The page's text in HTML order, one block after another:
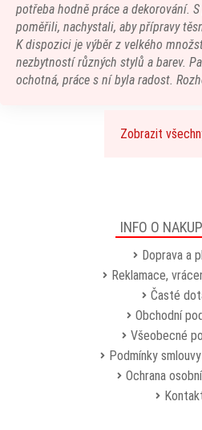
potřeba hodně práce a dekorování.
poměřili, nachystali, aby přípravy
K dispozici je výběr z velkého
nezbytností různých stylů a barev.
ochotná, práce s ní byla radost.
Zobrazit
INFO O
Doprava a
Reklamace,
Časté
Obchodní
Všeobecné
Podmínky
Ochrana